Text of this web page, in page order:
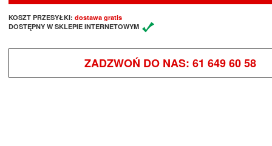
KOSZT PRZESYŁKI: dostawa gratis
DOSTĘPNY W SKLEPIE INTERNETOWYM
ZADZWOŃ DO NAS: 61 649 60 58